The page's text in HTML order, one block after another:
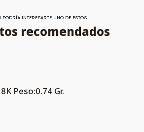
PODRÍA INTERESARTE UNO DE ESTOS
recomendados
Peso:0.74 Gr.